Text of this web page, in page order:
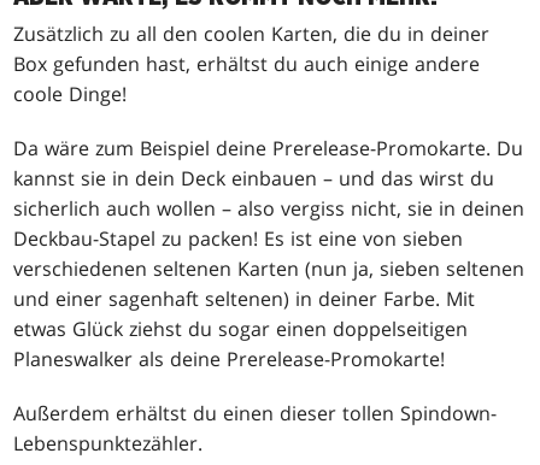
Zusätzlich zu all den coolen Karten, die du in deiner
Box gefunden hast, erhältst du auch einige andere
coole Dinge!
Da wäre zum Beispiel deine Prerelease-Promokarte. Du
kannst sie in dein Deck einbauen – und das wirst du
sicherlich auch wollen – also vergiss nicht, sie in deinen
Deckbau-Stapel zu packen! Es ist eine von sieben
verschiedenen seltenen Karten (nun ja, sieben seltenen
und einer sagenhaft seltenen) in deiner Farbe. Mit
etwas Glück ziehst du sogar einen doppelseitigen
Planeswalker als deine Prerelease-Promokarte!
Außerdem erhältst du einen dieser tollen Spindown-
Lebenspunktezähler.